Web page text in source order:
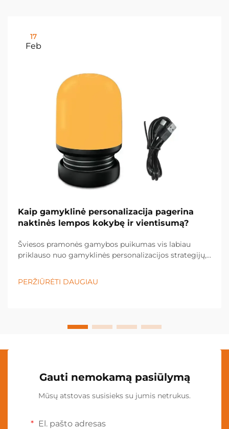
17
Feb
Kaip gamyklinė personalizacija pagerina
naktinės lempos kokybę ir vientisumą?
Šviesos pramonės gamybos puikumas vis labiau
priklauso nuo gamyklinės personalizacijos strategijų,
vienodą gaminio rezultatą. Šiuolaikiniai šviesos
gamintojai panaudoja pažangias gamyklinės
PERŽIŪRĖTI DAUGIAU
Gauti nemokamą pasiūlymą
Mūsų atstovas susisieks su jumis netrukus.
El. pašto adresas